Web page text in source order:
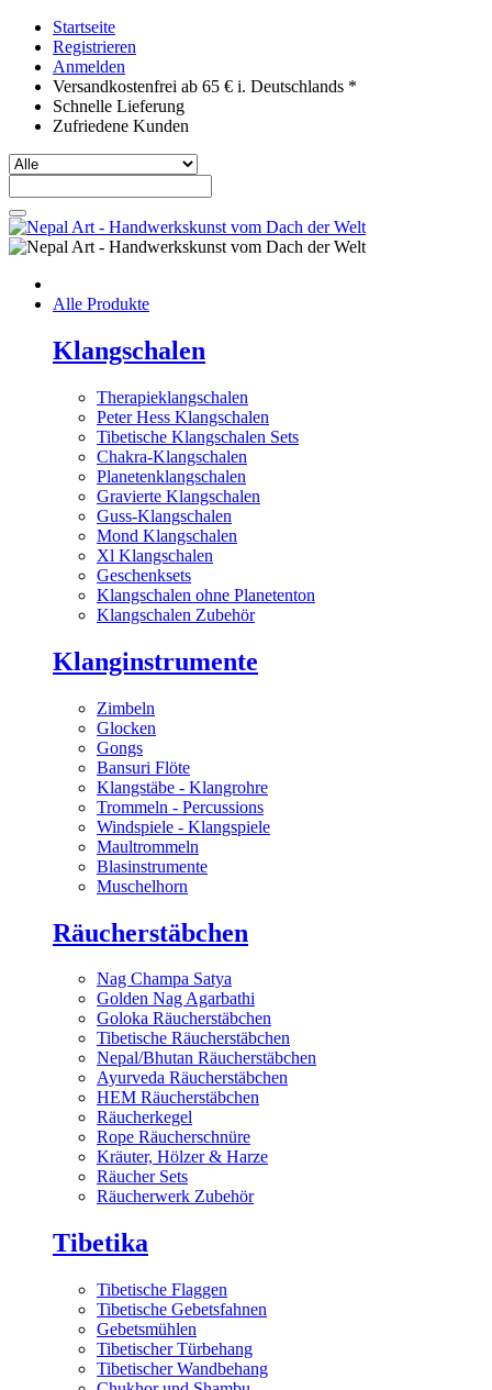
Startseite
Registrieren
Anmelden
Versandkostenfrei ab 65 € i. Deutschlands *
Schnelle Lieferung
Zufriedene Kunden
Alle Produkte
Klangschalen
Therapieklangschalen
Peter Hess Klangschalen
Tibetische Klangschalen Sets
Chakra-Klangschalen
Planetenklangschalen
Gravierte Klangschalen
Guss-Klangschalen
Mond Klangschalen
Xl Klangschalen
Geschenksets
Klangschalen ohne Planetenton
Klangschalen Zubehör
Klanginstrumente
Zimbeln
Glocken
Gongs
Bansuri Flöte
Klangstäbe - Klangrohre
Trommeln - Percussions
Windspiele - Klangspiele
Maultrommeln
Blasinstrumente
Muschelhorn
Räucherstäbchen
Nag Champa Satya
Golden Nag Agarbathi
Goloka Räucherstäbchen
Tibetische Räucherstäbchen
Nepal/Bhutan Räucherstäbchen
Ayurveda Räucherstäbchen
HEM Räucherstäbchen
Räucherkegel
Rope Räucherschnüre
Kräuter, Hölzer & Harze
Räucher Sets
Räucherwerk Zubehör
Tibetika
Tibetische Flaggen
Tibetische Gebetsfahnen
Gebetsmühlen
Tibetischer Türbehang
Tibetischer Wandbehang